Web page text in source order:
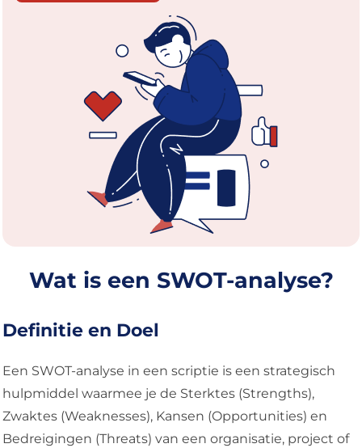
Wat is een SWOT-analyse?
Definitie en Doel
Een SWOT-analyse in een scriptie is een strategisch
hulpmiddel waarmee je de Sterktes (Strengths),
Zwaktes (Weaknesses), Kansen (Opportunities) en
Bedreigingen (Threats) van een organisatie, project of